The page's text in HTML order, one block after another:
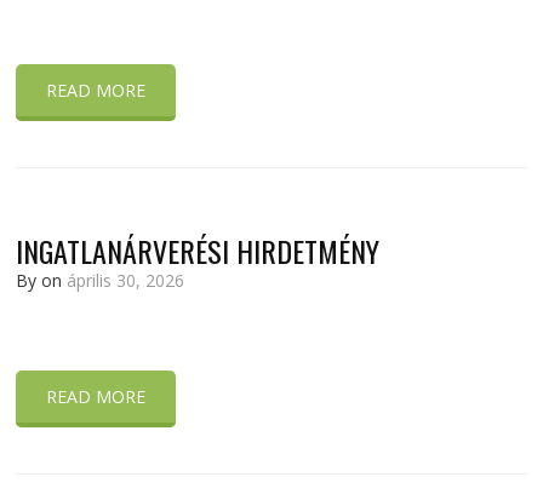
READ MORE
INGATLANÁRVERÉSI HIRDETMÉNY
Byon április 30, 2026
READ MORE